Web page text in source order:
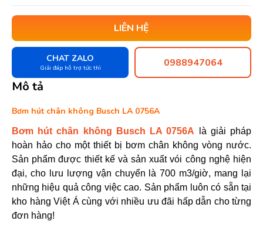
LIÊN HỆ
CHAT ZALO
Giải đáp hỗ trợ tức thì 0988947064
Mô tả
Bơm hút chân không Busch LA 0756A
Bơm hút chân không Busch LA 0756A là giải pháp
hoàn hảo cho một thiết bị bơm chân không vòng nước.
Sản phẩm được thiết kế và sản xuất vói công nghệ hiện
đại, cho lưu lượng vận chuyển là 700 m3/giờ, mang lại
những hiệu quả công việc cao. Sản phẩm luôn có sẵn tại
kho hàng Việt Á cùng với nhiều ưu đãi hấp dẫn cho từng
đơn hàng!